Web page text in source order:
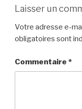
Laisser un
Votre adresse e-
obligatoires sont
Commentaire *